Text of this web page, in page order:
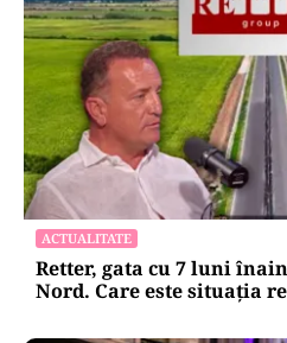
ACTUALITATE
Retter, gata cu 7 luni
Nord. Care este situația